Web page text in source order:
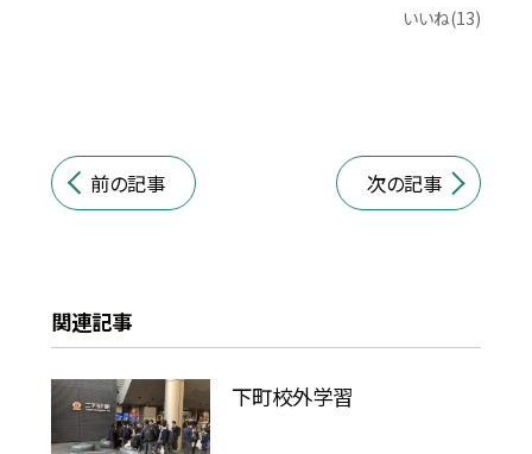
いいね(13)
前の記事 次の記事
関連記事
下町校外学習